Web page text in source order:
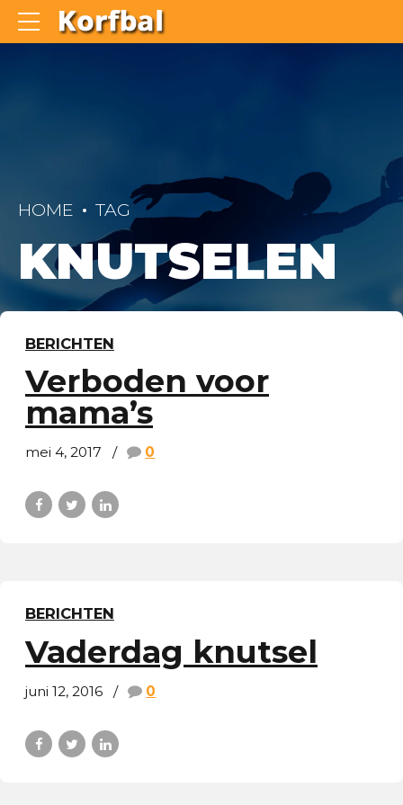
HOME TAG
KNUTSELEN
BERICHTEN
Verboden voor
mama’s
mei 4, 2017 0
BERICHTEN
Vaderdag knutsel
juni 12, 2016 0